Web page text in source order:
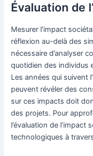
Évaluation de
Mesurer l’impact
réflexion au-delà des
nécessaire d’analyser
quotidien des individus
Les années qui suivent
peuvent révéler des
sur ces impacts doit
des projets. Pour
l’évaluation de
technologiques à